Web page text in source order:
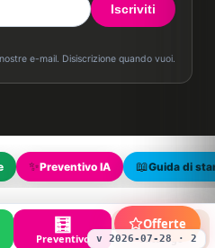
Iscriviti
e-mail. Disiscrizione quando vuoi.
v 2026-07-28 · 2
✨Preventivo IA 📖Guida di
🧮
Preventivo
🗂️
Catalogo
Offerte